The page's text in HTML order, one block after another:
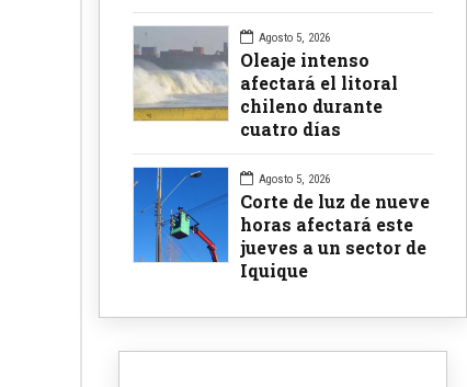
Agosto 5, 2026
Oleaje intenso
afectará el litoral
chileno durante
cuatro días
Agosto 5, 2026
Corte de luz de nueve
horas afectará este
jueves a un sector de
Iquique